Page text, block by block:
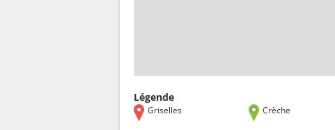
Légende
Griselles Crèche